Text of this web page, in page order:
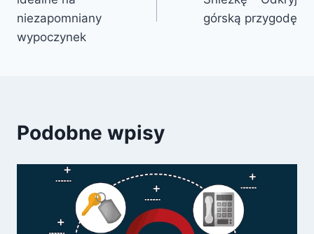
niezapomniany
wypoczynek
górską przygodę
Podobne wpisy